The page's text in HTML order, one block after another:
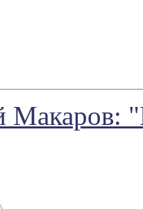
Макаров: